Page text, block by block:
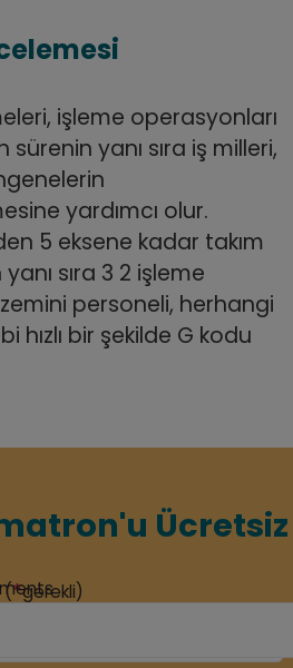
işleme operasyonları
yanı sıra iş milleri,
yardımcı olur.
5 eksene kadar takım
sıra 3 2 işleme
personeli, herhangi
hızlı bir şekilde G kodu
(*gerekli)